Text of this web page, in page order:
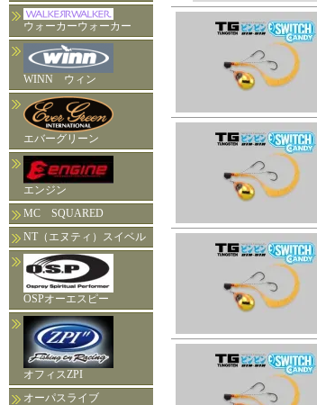
ウォーカーウォーカー
WINN ウィン
エバーグリーン
エンジン
MC SQUARED
NT（エヌティ）スイベル
OSPオーエスピー
オフィスZPI
オーパスライブ